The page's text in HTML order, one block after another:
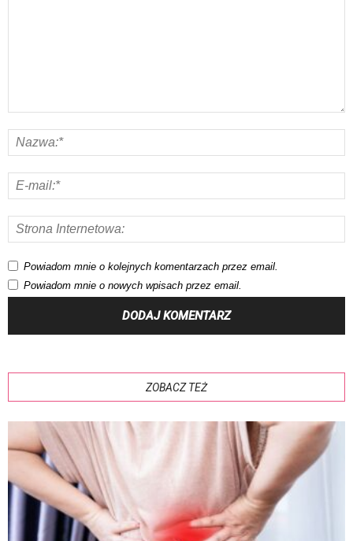
Powiadom mnie o kolejnych komentarzach przez email.
Powiadom mnie o nowych wpisach przez email.
ZOBACZ TEŻ